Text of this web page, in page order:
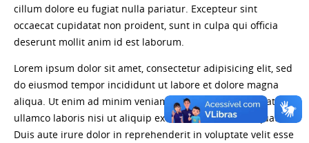
cillum dolore eu fugiat nulla pariatur. Excepteur sint
occaecat cupidatat non proident, sunt in culpa qui officia
deserunt mollit anim id est laborum.
Lorem ipsum dolor sit amet, consectetur adipisicing elit, sed
do eiusmod tempor incididunt ut labore et dolore magna
aliqua. Ut enim ad minim veniam, quis nostrud exercitation
ullamco laboris nisi ut aliquip ex ea commodo consequat.
Duis aute irure dolor in reprehenderit in voluptate velit esse